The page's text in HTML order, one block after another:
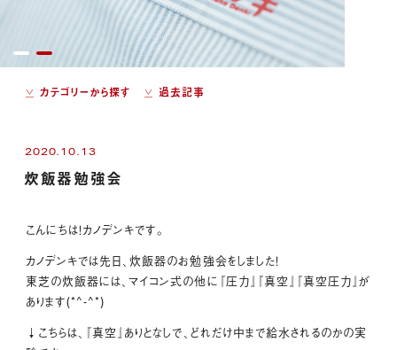
カテゴリーから探す 過去記事
2020.10.13
炊飯器勉強会
こんにちは！カノデンキです。
カノデンキでは先日、炊飯器のお勉強会をしました！
東芝の炊飯器には、マイコン式の他に『圧力』『真空』『真空圧力』が
あります(*^-^*)
↓こちらは、『真空』ありとなしで、どれだけ中まで給水されるのかの実